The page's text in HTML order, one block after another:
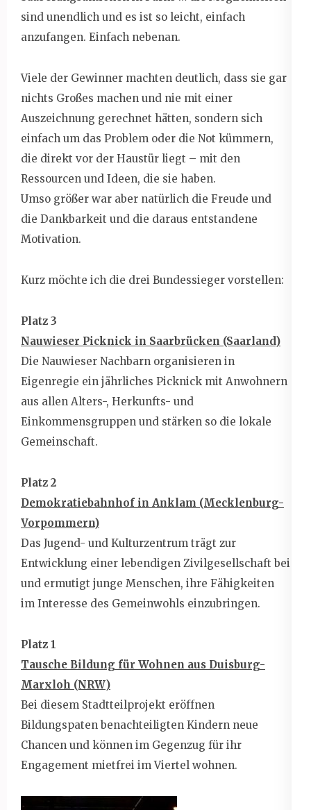
sind unendlich und es ist so leicht, einfach
anzufangen. Einfach nebenan.
Viele der Gewinner machten deutlich, dass sie gar
nichts Großes machen und nie mit einer
Auszeichnung gerechnet hätten, sondern sich
einfach um das Problem oder die Not kümmern,
die direkt vor der Haustür liegt – mit den
Ressourcen und Ideen, die sie haben.
Umso größer war aber natürlich die Freude und
die Dankbarkeit und die daraus entstandene
Motivation.
Kurz möchte ich die drei Bundessieger vorstellen:
Platz 3
Nauwieser Picknick in Saarbrücken (Saarland)
Die Nauwieser Nachbarn organisieren in
Eigenregie ein jährliches Picknick mit Anwohnern
aus allen Alters-, Herkunfts- und
Einkommensgruppen und stärken so die lokale
Gemeinschaft.
Platz 2
Demokratiebahnhof in Anklam (Mecklenburg-
Vorpommern)
Das Jugend- und Kulturzentrum trägt zur
Entwicklung einer lebendigen Zivilgesellschaft bei
und ermutigt junge Menschen, ihre Fähigkeiten
im Interesse des Gemeinwohls einzubringen.
Platz 1
Tausche Bildung für Wohnen aus Duisburg-
Marxloh (NRW)
Bei diesem Stadtteilprojekt eröffnen
Bildungspaten benachteiligten Kindern neue
Chancen und können im Gegenzug für ihr
Engagement mietfrei im Viertel wohnen.